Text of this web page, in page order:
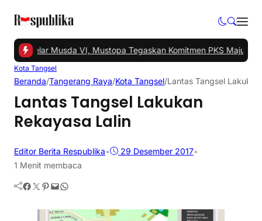
Gelar Musda VI, Mustopa Tegaskan Komitmen PKS Majukan
Kota Tangsel
Beranda/Tangerang Raya/Kota Tangsel/Lantas Tangsel
Lantas Tangsel Lakukan
Rekayasa Lalin
Editor Berita Respublika• 29 Desember 2017•
1 Menit membaca
Facebook Twitter Pinterest Mail WhatsApp